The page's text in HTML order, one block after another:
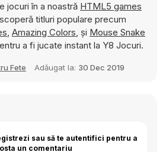
jocuri în a noastră HTML5 games
titluri populare precum
, Amazing Colors, și Mouse Snake
a fi jucate instant la Y8 Jocuri.
Fete Adăugat la: 30 Dec 2019
sau să te autentifici pentru a
un comentariu